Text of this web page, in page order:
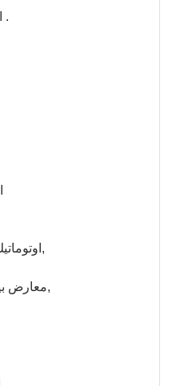
التكيف محتاج كمبروسر تويوتا .
سيارة اسبرانزا a516 اوتوماتيك 2010,
معارض بيع سيارات اسبرانزا بالتقسيط,
اسعار سيارات اسبرانزا 2017,